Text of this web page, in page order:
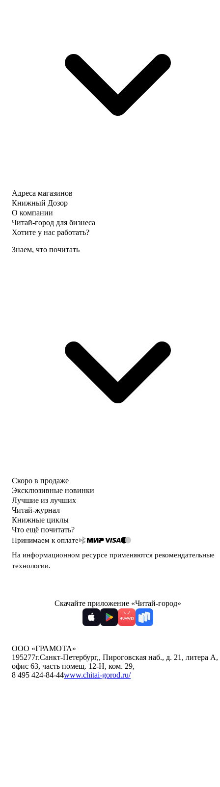
Адреса магазинов
Книжный Дозор
О компании
Читай-город для бизнеса
Хотите у нас работать?
Знаем, что почитать
Скоро в продаже
Эксклюзивные новинки
Лучшие из лучших
Читай-журнал
Книжные циклы
Что ещё почитать?
Принимаем к оплате
На информационном ресурсе применяются рекомендательные
технологии.
Скачайте приложение «Читай-город»
ООО «ГРАМОТА»
195277г.Санкт-Петербург,, Пироговская наб., д. 21, литера А,
офис 63, часть помещ. 12-Н, ком. 29,
8 495 424-84-44www.chitai-gorod.ru/